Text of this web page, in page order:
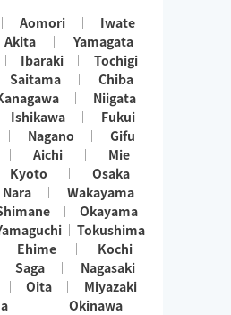
Aomori
Iwate
Akita
Yamagata
Ibaraki
Tochigi
Saitama
Chiba
Niigata
Ishikawa
Fukui
Nagano
Gifu
Aichi
Mie
Kyoto
Osaka
Nara
Wakayama
Okayama
Tokushima
Ehime
Kochi
Saga
Nagasaki
Oita
Miyazaki
Okinawa